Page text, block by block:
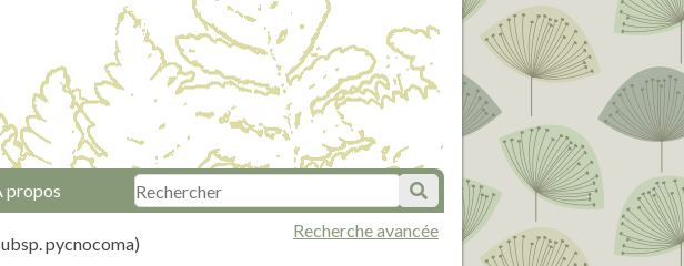
Recherche avancée
propos
pycnocoma)